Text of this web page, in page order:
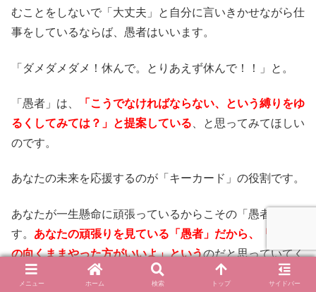
むことをしないで「大丈夫」と自分に言いきかせながら仕
事をしているならば、愚者はいいます。
「ダメダメダメ！休んで。とりあえず休んで！！」と。
「愚者」は、
「こうでなければならない、という縛りをゆ
るくしてみては？」と提案している 、と思ってみてほしい
のです。
あなたの未来を応援するのが「キーカード」の役割です。
あなたが一生懸命に頑張っているからこその「愚者」で
す。 あなたの頑張りを見ている「愚者」だから、「気持ち
の向くままやった方がいいよ」というのだと思っていてく
ださい。
メニュー ホーム 検索 トップ サイドバー